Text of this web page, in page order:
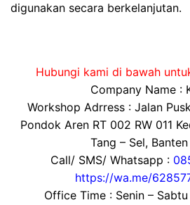
digunakan secara berkelanjutan.
Hubungi kami di bawah
Company Name :
Workshop Adrress : Jalan
Pondok Aren RT 002 RW 011
Tang – Sel,
Call/ SMS/ Whatsapp :
https://wa.me/
Office Time : Senin –